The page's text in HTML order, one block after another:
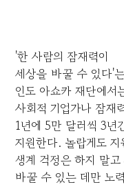
'한 사람의 잠재력이
세상을 바꿀 수 있다'
인도 아쇼카 재단에서
사회적 기업가나 잠재
1년에 5만 달러씩 3년
지원한다. 놀랍게도
생계 걱정은 하지 말
바꿀 수 있는 데만 노